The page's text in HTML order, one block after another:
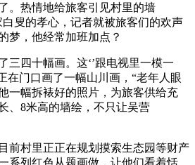
。热情地给旅客引见村里的墙
叟的孝心，记者就被旅客们的欢声
梦，他经常加班加点？
四十幅画。这‘’跟电视里一模一
在门口画了一幅山川画，“老年人眼
一幅拆裱好的照片，为旅客供给充
、8米高的墙绘，不只让吴营
村里正正在规划摸索生态园等财产
系列红色从题画做，让他们看着恬